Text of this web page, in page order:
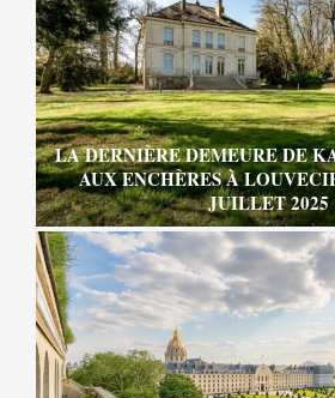
LA DERNIÈRE DEMEURE DE
AUX ENCHÈRES À
JUILLET 2025